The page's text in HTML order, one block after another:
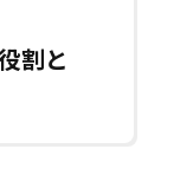
割と